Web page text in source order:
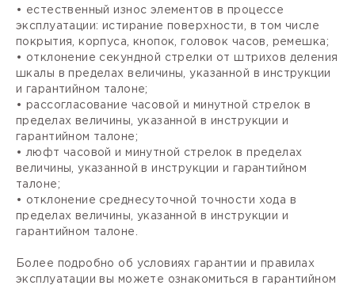
• естественный износ элементов в процессе
эксплуатации: истирание поверхности, в том числе
покрытия, корпуса, кнопок, головок часов, ремешка;
• отклонение секундной стрелки от штрихов деления
шкалы в пределах величины, указанной в инструкции
и гарантийном талоне;
• рассогласование часовой и минутной стрелок в
пределах величины, указанной в инструкции и
гарантийном талоне;
• люфт часовой и минутной стрелок в пределах
величины, указанной в инструкции и гарантийном
талоне;
• отклонение среднесуточной точности хода в
пределах величины, указанной в инструкции и
гарантийном талоне.
Более подробно об условиях гарантии и правилах
эксплуатации вы можете ознакомиться в гарантийном